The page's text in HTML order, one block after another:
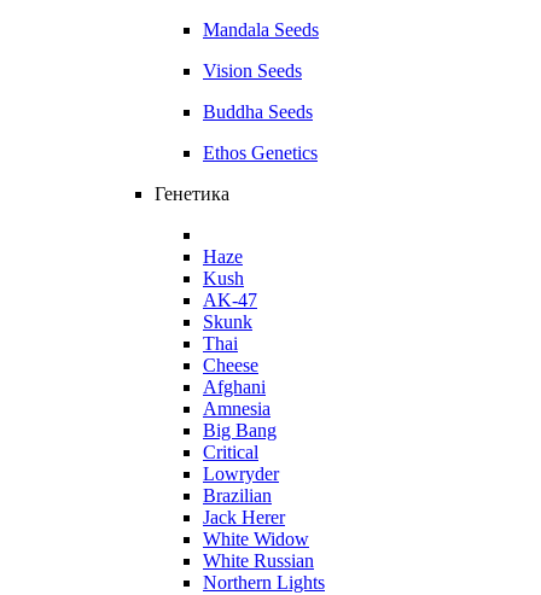
Mandala Seeds
Vision Seeds
Buddha Seeds
Ethos Genetics
Генетика
Haze
Kush
AK-47
Skunk
Thai
Cheese
Afghani
Amnesia
Big Bang
Critical
Lowryder
Brazilian
Jack Herer
White Widow
White Russian
Northern Lights